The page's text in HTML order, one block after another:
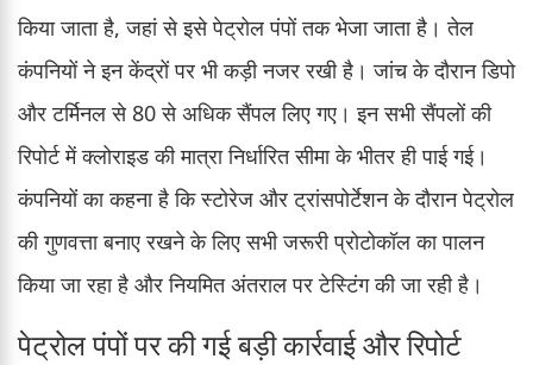
किया जाता है, जहां से इसे पेट्रोल पंपों तक भेजा जाता है। तेल
कंपनियों ने इन केंद्रों पर भी कड़ी नजर रखी है। जांच के दौरान डिपो
और टर्मिनल से 80 से अधिक सैंपल लिए गए। इन सभी सैंपलों की
रिपोर्ट में क्लोराइड की मात्रा निर्धारित सीमा के भीतर ही पाई गई।
कंपनियों का कहना है कि स्टोरेज और ट्रांसपोर्टेशन के दौरान पेट्रोल
की गुणवत्ता बनाए रखने के लिए सभी जरूरी प्रोटोकॉल का पालन
किया जा रहा है और नियमित अंतराल पर टेस्टिंग की जा रही है।
पेट्रोल पंपों पर की गई बड़ी कार्रवाई और रिपोर्ट